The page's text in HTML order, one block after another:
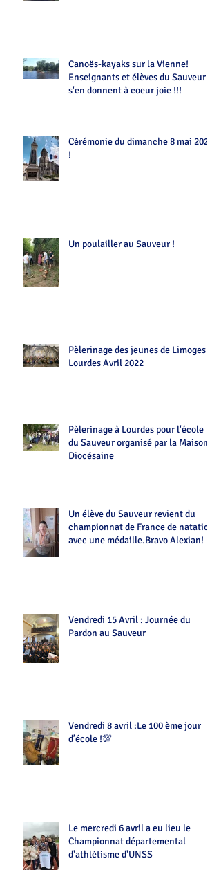
Canoës-kayaks sur la Vienne!
Enseignants et élèves du Sauveur
s'en donnent à coeur joie !!!
Cérémonie du dimanche 8 mai 2022
!
Un poulailler au Sauveur !
Pèlerinage des jeunes de Limoges
Lourdes Avril 2022
Pèlerinage à Lourdes pour l'école
du Sauveur organisé par la Maison
Diocésaine
Un élève du Sauveur revient du
championnat de France de natation
avec une médaille.Bravo Alexian!
Vendredi 15 Avril : Journée du
Pardon au Sauveur
Vendredi 8 avril :Le 100 ème jour
d’école !💯
Le mercredi 6 avril a eu lieu le
Championnat départemental
d'athlétisme d'UNSS